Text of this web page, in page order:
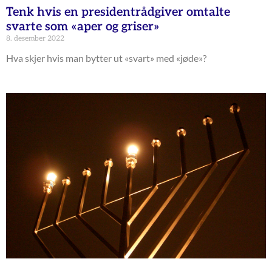
Tenk hvis en presidentrådgiver omtalte
svarte som «aper og griser»
8. desember 2022
Hva skjer hvis man bytter ut «svart» med «jøde»?